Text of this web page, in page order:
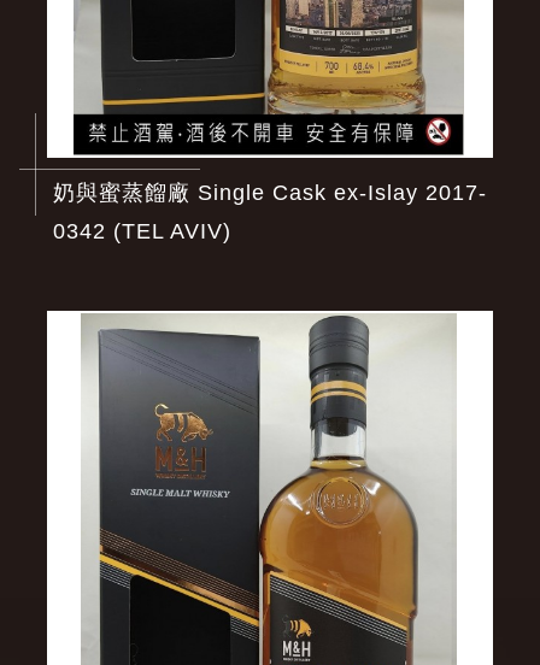
奶與蜜蒸餾廠 Single Cask ex-Islay 2017-
0342 (TEL AVIV)